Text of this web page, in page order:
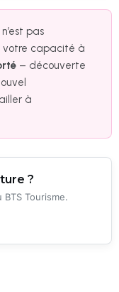
pas
votre capacité à
– découverte
à
?
BTS Tourisme.